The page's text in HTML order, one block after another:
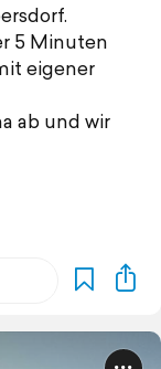
5 Minuten
eigener
ab und wir